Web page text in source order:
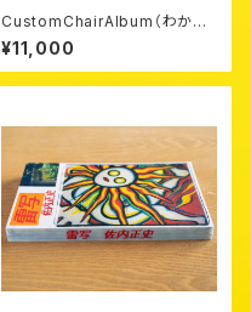
CustomChairAlbum（わから
ないステッカー付）
¥11,000